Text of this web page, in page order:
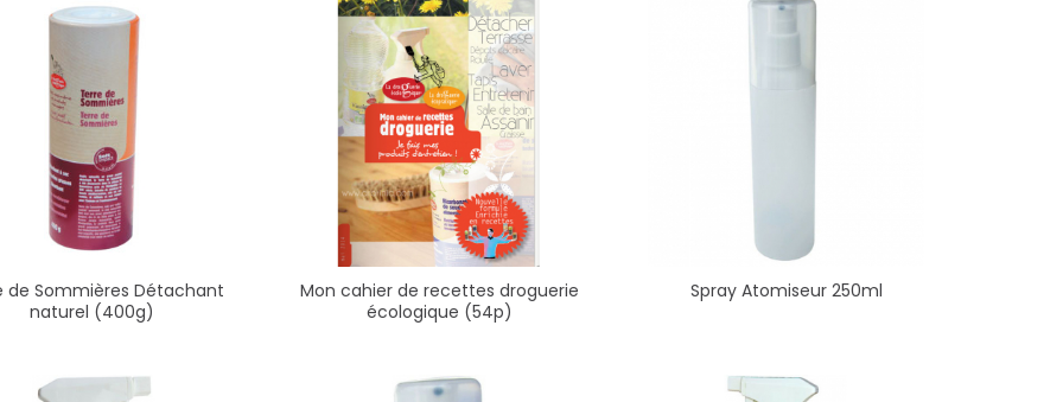
de Sommières Détachant
naturel (400g)
Mon cahier de recettes droguerie
écologique (54p)
Spray Atomiseur 250ml